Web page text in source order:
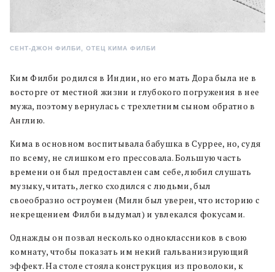
СЕНТ-ДЖОН ФИЛБИ, ОТЕЦ КИМА ФИЛБИ
Ким Филби родился в Индии, но его мать Дора была не в
восторге от местной жизни и глубокого погружения в нее
мужа, поэтому вернулась с трехлетним сыном обратно в
Англию.
Кима в основном воспитывала бабушка в Суррее, но, судя
по всему, не слишком его прессовала. Большую часть
времени он был предоставлен сам себе, любил слушать
музыку, читать, легко сходился с людьми, был
своеобразно остроумен (Милн был уверен, что историю с
некрещением Филби выдумал) и увлекался фокусами.
Однажды он позвал несколько одноклассников в свою
комнату, чтобы показать им некий гальванизирующий
эффект. На столе стояла конструкция из проволоки, к